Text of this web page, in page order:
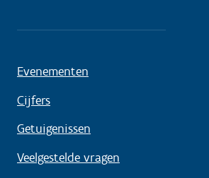
Evenementen
Cijfers
Getuigenissen
Veelgestelde vragen